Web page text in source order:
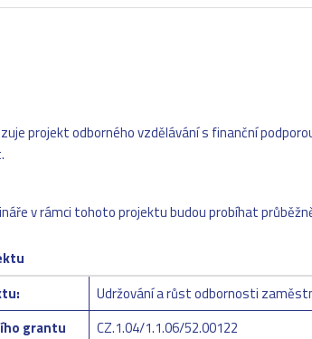
projekt odborného vzdělávání s finanční
v rámci tohoto projektu budou probíhat
Udržování a růst odbornosti
grantu
CZ.1.04/1.1.06/52.00122